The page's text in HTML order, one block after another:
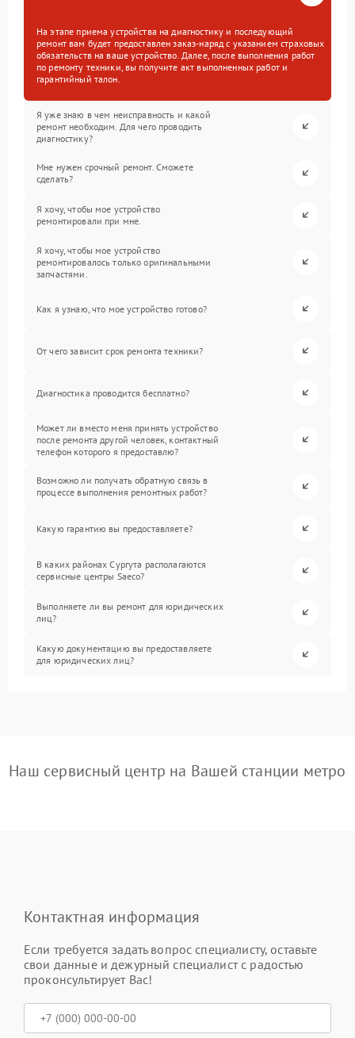
На этапе приема устройства на диагностику и последующий
ремонт вам будет предоставлен заказ-наряд с указанием страховых
обязательств на ваше устройство. Далее, после выполнения работ
по ремонту техники, вы получите акт выполненных работ и
гарантийный талон.
Я уже знаю в чем неисправность и какой
ремонт необходим. Для чего проводить
диагностику?
Мне нужен срочный ремонт. Сможете
сделать?
Я хочу, чтобы мое устройство
ремонтировали при мне.
Я хочу, чтобы мое устройство
ремонтировалось только оригинальными
запчастями.
Как я узнаю, что мое устройство готово?
От чего зависит срок ремонта техники?
Диагностика проводится бесплатно?
Может ли вместо меня принять устройство
после ремонта другой человек, контактный
телефон которого я предоставлю?
Возможно ли получать обратную связь в
процессе выполнения ремонтных работ?
Какую гарантию вы предоставляете?
В каких районах Сургута располагаются
сервисные центры Saeco?
Выполняете ли вы ремонт для юридических
лиц?
Какую документацию вы предоставляете
для юридических лиц?
Наш сервисный центр на Вашей станции метро
Контактная информация
Если требуется задать вопрос специалисту, оставьте
свои данные и дежурный специалист с радостью
проконсультирует Вас!